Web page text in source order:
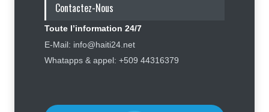
Carburants : après trois baisses
successives, les prix repartent à
Contactez-Nous
Toute l’information 24/7
E-Mail: info@haiti24.net
Whatapps & appel: +509 44316379